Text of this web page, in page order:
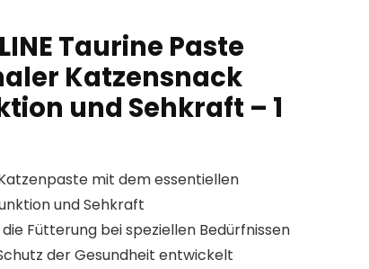
Taurine Paste
Katzensnack
und Sehkraft – 1
Katzenpaste mit dem essentiellen
und Sehkraft
die Fütterung bei speziellen Bedürfnissen
der Gesundheit entwickelt